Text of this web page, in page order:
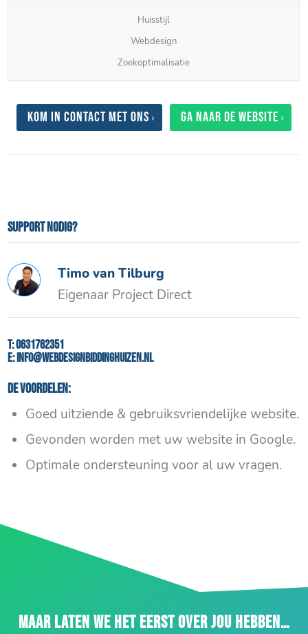
Huisstijl
Webdesign
Zoekoptimalisatie
Kom in contact met ons Ga naar de website
Support nodig?
Timo van Tilburg
Eigenaar Project Direct
T:0631762351
E:info@webdesignbiddinghuizen.nl
De voordelen:
Goed uitziende & gebruiksvriendelijke website.
Gevonden worden met uw website in Google.
Optimale ondersteuning voor al uw vragen.
MAAR LATEN WE HET EERST OVER JOU HEBBEN…